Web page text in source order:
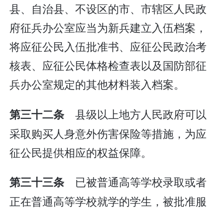
县、自治县、不设区的市、市辖区人民政
府征兵办公室应当为新兵建立入伍档案，
将应征公民入伍批准书、应征公民政治考
核表、应征公民体格检查表以及国防部征
兵办公室规定的其他材料装入档案。
第三十二条 县级以上地方人民政府可以
采取购买人身意外伤害保险等措施，为应
征公民提供相应的权益保障。
第三十三条 已被普通高等学校录取或者
正在普通高等学校就学的学生，被批准服